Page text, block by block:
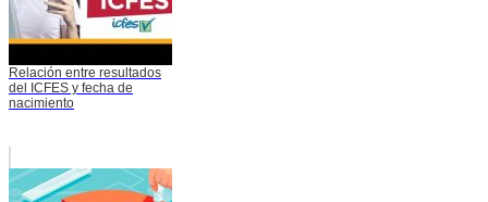
Relación entre resultados
del ICFES y fecha de
nacimiento